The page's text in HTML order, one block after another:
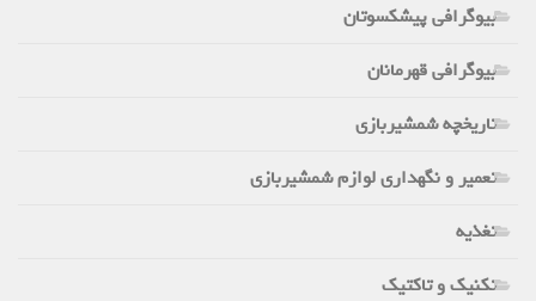
بیوگرافی پیشکسوتان
بیوگرافی قهرمانان
تاریخچه شمشیربازی
تعمیر و نگهداری لوازم شمشیربازی
تغذیه
تکنیک و تاکتیک